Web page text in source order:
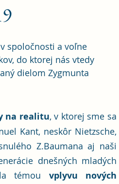
spoločnosti a voľne
do ktorej nás vtedy
dielom Zygmunta
na realitu, v ktorej sme sa
Kant, neskôr Nietzsche,
Z.Baumana aj naši
dnešných mladých
témou vplyvu nových